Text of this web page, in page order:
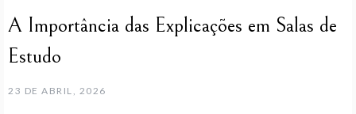
A Importância das Explicações em Salas de
Estudo
23 DE ABRIL, 2026